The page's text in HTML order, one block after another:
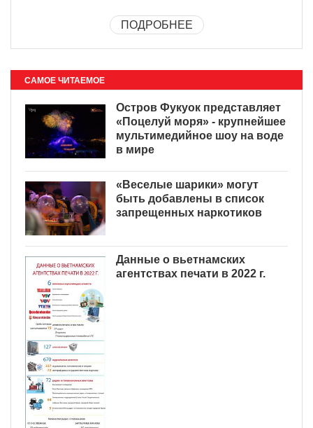
ПОДРОБНЕЕ
САМОЕ ЧИТАЕМОЕ
Остров Фукуок представляет
«Поцелуй моря» - крупнейшее
мультимедийное шоу на воде
в мире
«Веселые шарики» могут
быть добавлены в список
запрещенных наркотиков
Данные о вьетнамских
агентствах печати в 2022 г.